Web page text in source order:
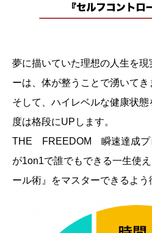
夢に描いていた理想の人生を
ーは、体が整うことで湧いてき
そして、ハイレベルな健康状
度は格段にUPします。
THE FREEDOM 瞬速達成プ
が1on1で誰でもできる一生使
ール術』をマスターできるよう